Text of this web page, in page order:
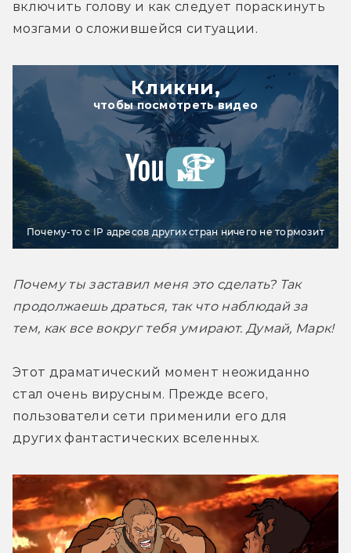
включить голову и как следует пораскинуть
мозгами о сложившейся ситуации.
Кликни,
чтобы посмотреть видео
Почему-то с IP адресов других стран ничего не тормозит
Почему ты заставил меня это сделать? Так
продолжаешь драться, так что наблюдай за
тем, как все вокруг тебя умирают. Думай, Марк!
Этот драматический момент неожиданно
стал очень вирусным. Прежде всего,
пользователи сети применили его для
других фантастических вселенных.